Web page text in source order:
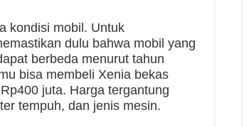
kondisi mobil. Untuk
dulu bahwa mobil yang
berbeda menurut tahun
bisa membeli Xenia bekas
juta. Harga tergantung
tempuh, dan jenis mesin.